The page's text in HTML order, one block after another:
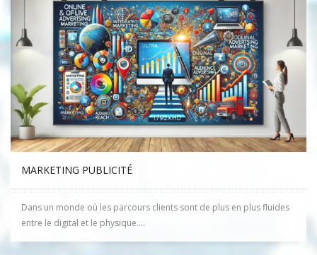
MARKETING PUBLICITÉ
Dans un monde où les parcours clients sont de plus en plus fluides
entre le digital et le physique....